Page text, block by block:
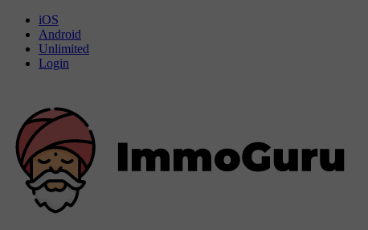
iOS
Android
Unlimited
Login